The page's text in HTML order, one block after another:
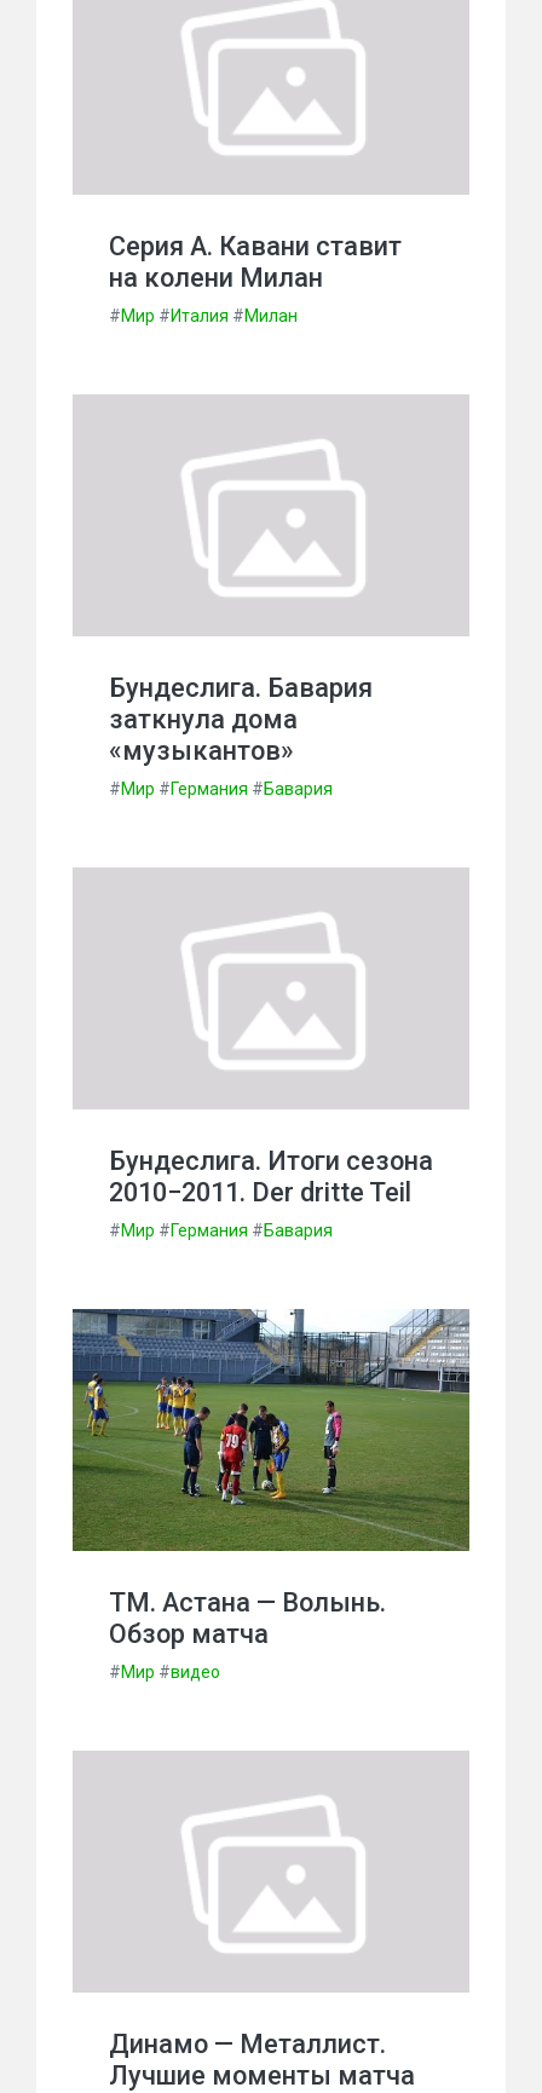
Серия А. Кавани ставит
на колени Милан
#Мир #Италия #Милан
Бундеслига. Бавария
заткнула дома
«музыкантов»
#Мир #Германия #Бавария
Бундеслига. Итоги сезона
2010−2011. Der dritte Teil
#Мир #Германия #Бавария
ТМ. Астана — Волынь.
Обзор матча
#Мир #видео
Динамо — Металлист.
Лучшие моменты матча